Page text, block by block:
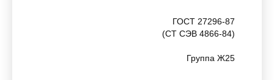
ГОСТ 27296-87
(СТ СЭВ 4866-84)
Группа Ж25